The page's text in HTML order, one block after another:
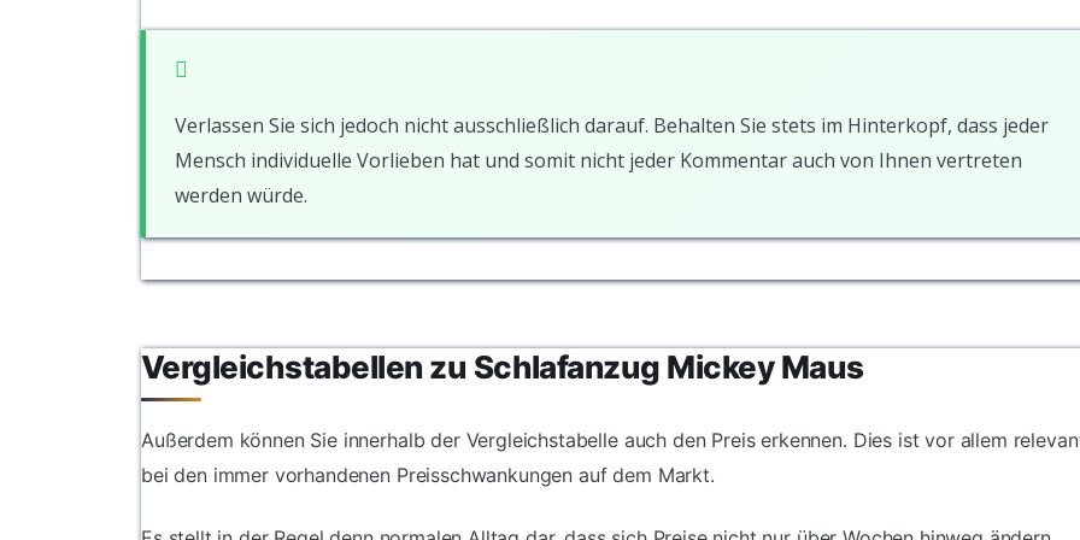
Verlassen Sie sich jedoch nicht ausschließlich darauf. Behalten Sie stets im Hinterkopf, dass jeder
Mensch individuelle Vorlieben hat und somit nicht jeder Kommentar auch von Ihnen vertreten
werden würde.
Vergleichstabellen zu Schlafanzug Mickey Maus
Außerdem können Sie innerhalb der Vergleichstabelle auch den Preis erkennen. Dies ist vor allem
bei den immer vorhandenen Preisschwankungen auf dem Markt.